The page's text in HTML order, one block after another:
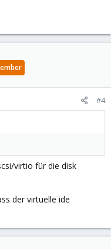
#4
virtio für die disk
der virtuelle ide